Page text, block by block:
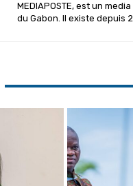
MEDIAPOSTE, est un
du Gabon. Il existe depuis